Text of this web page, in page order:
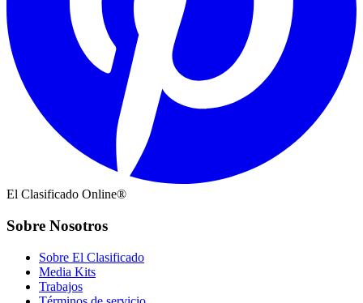
El Clasificado Online®
Sobre Nosotros
Sobre El Clasificado
Media Kits
Trabajos